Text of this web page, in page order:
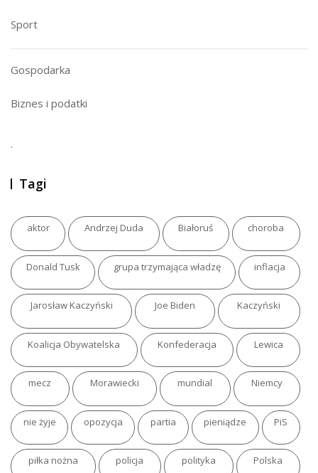
Sport
Gospodarka
Biznes i podatki
.
Tagi
aktor Andrzej Duda Białoruś choroba
Donald Tusk grupa trzymająca władzę inflacja
Jarosław Kaczyński Joe Biden Kaczyński
Koalicja Obywatelska Konfederacja Lewica
mecz Morawiecki mundial Niemcy
nie żyje opozycja partia pieniądze PiS
piłka nożna policja polityka Polska